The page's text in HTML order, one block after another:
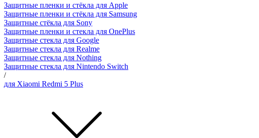
Защитные пленки и стёкла для Apple
Защитные пленки и стёкла для Samsung
Защитные стёкла для Sony
Защитные пленки и стекла для OnePlus
Защитные стекла для Google
Защитные стекла для Realme
Защитные стекла для Nothing
Защитные стекла для Nintendo Switch
/
для Xiaomi Redmi 5 Plus